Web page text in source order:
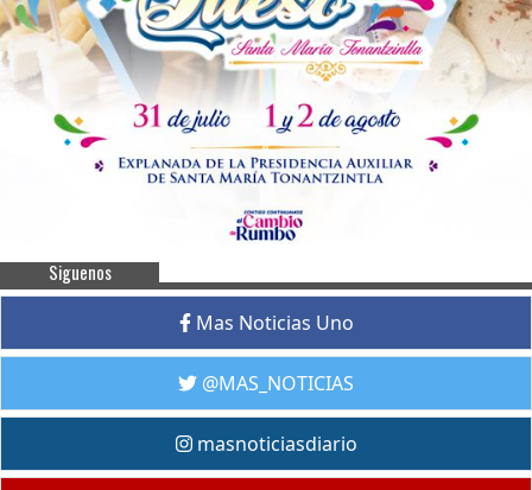
Siguenos
Mas Noticias Uno
@MAS_NOTICIAS
masnoticiasdiario